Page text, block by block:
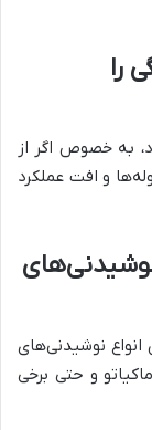
را
انجام شود، به خصوص اگر از
و افت عملکرد
انواع نوشیدنی‌های
ماکیاتو و حتی برخی